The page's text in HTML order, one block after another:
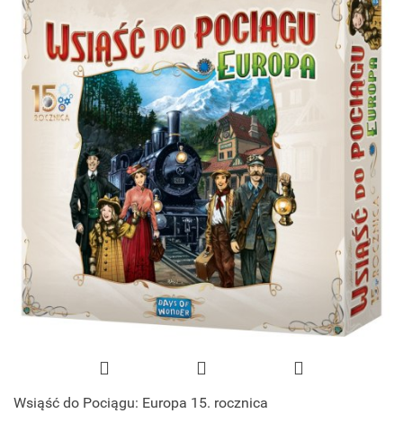
Wsiąść do Pociągu: Europa 15. rocznica